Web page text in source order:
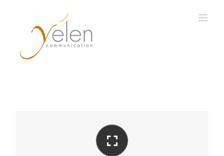
PERFECT FOR ALL SIZES